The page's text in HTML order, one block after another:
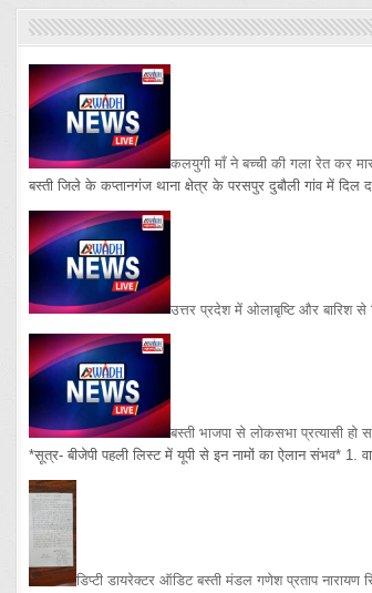
कलयुगी माँ ने बच्ची की गला रेत कर
बस्ती जिले के कप्तानगंज थाना क्षेत्र के परसपुर दुबौली गांव में दिल
उत्तर प्रदेश में ओलाबृष्टि और बारिश से
बस्ती भाजपा से लोकसभा प्रत्यासी हो
*सूत्र- बीजेपी पहली लिस्ट में यूपी से इन नामों का ऐलान संभव* 1.
डिप्टी डायरेक्टर ऑडिट बस्ती मंडल गणेश प्रताप